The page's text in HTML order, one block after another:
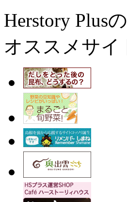
Herstory Plusの
オススメサイ